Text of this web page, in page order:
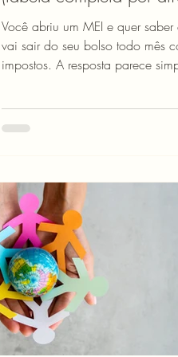
Você abriu um MEI e quer saber
vai sair do seu bolso todo mês
impostos. A resposta parece
vende produtos paga diferente
complicado entender isso. O
juntou tudo em uma única guia
DAS, que chega no dia 20 de
Neste artigo, você vai ver
quanto MEI paga de